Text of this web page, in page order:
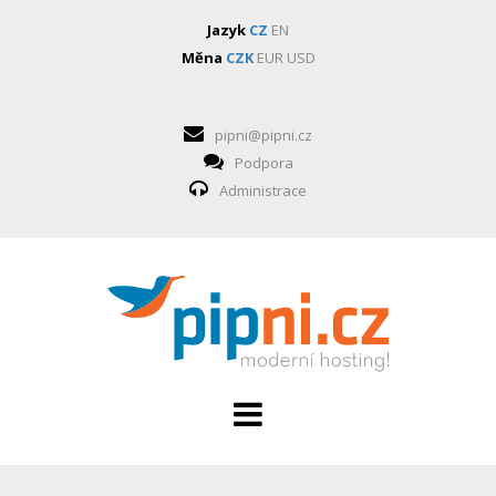
Jazyk CZ EN
Měna CZK EUR USD
pipni@pipni.cz
Podpora
Administrace